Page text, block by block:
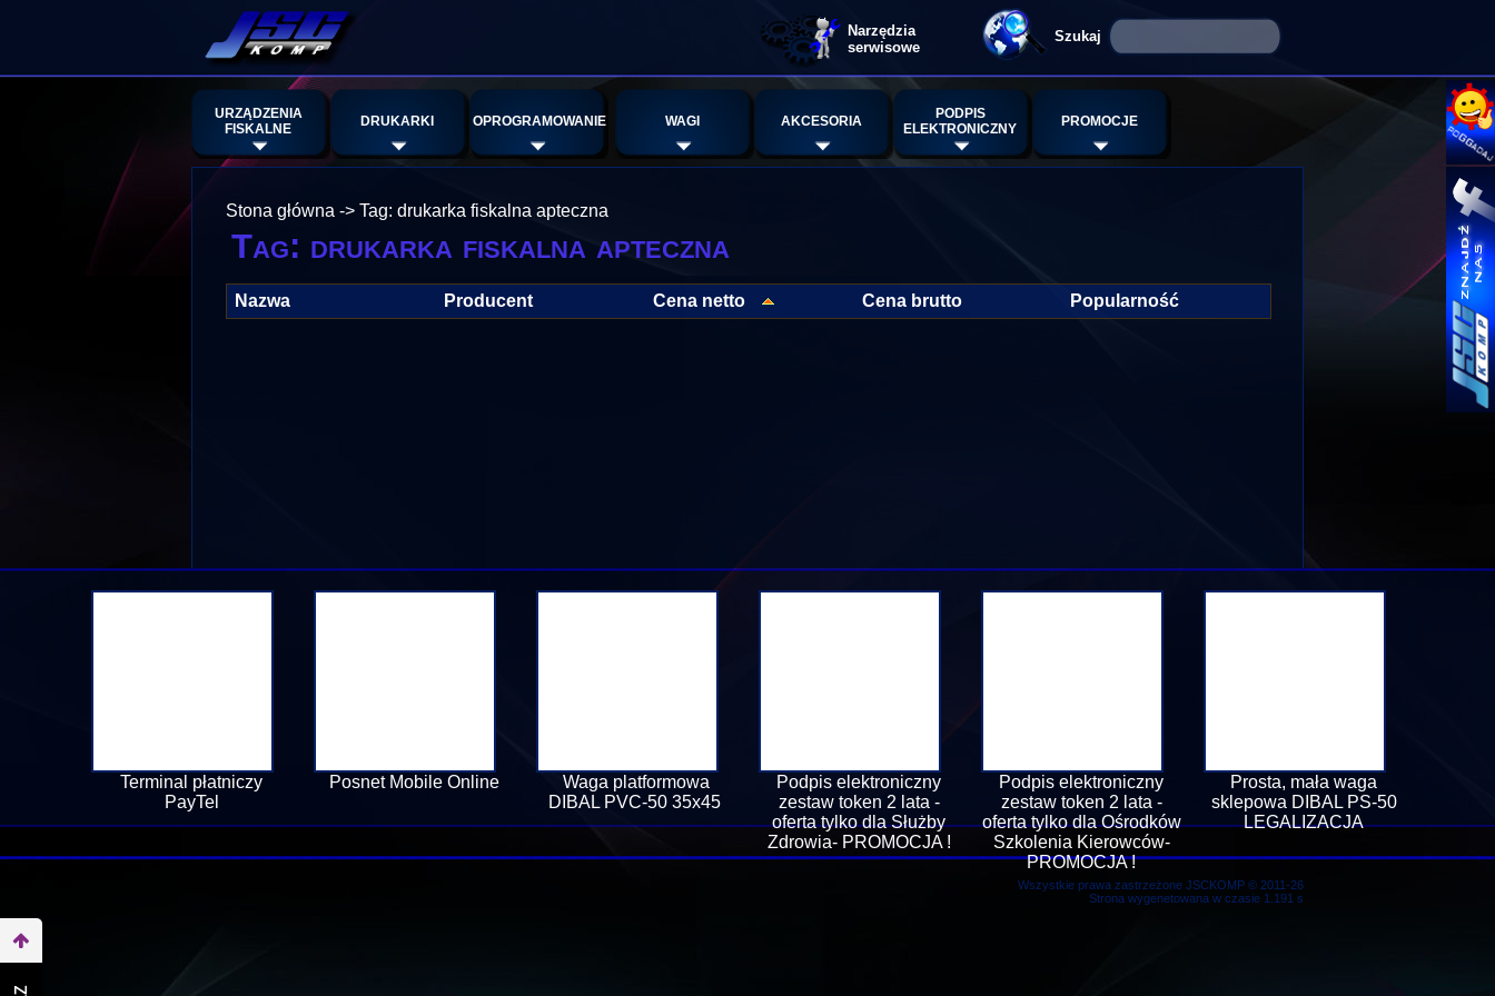
Narzędzia
serwisowe
URZĄDZENIA
FISKALNE
DRUKARKI OPROGRAMOWANIE WAGI AKCESORIA
PODPIS
ELEKTRONICZNY
PROMOCJE
Stona główna -> Tag: drukarka fiskalna apteczna
Tag: drukarka fiskalna apteczna
Nazwa Producent Cena netto Cena brutto Popularność
Terminal płatniczy
PayTel
Posnet Mobile Online
Waga platformowa
DIBAL PVC-50 35x45
Podpis elektroniczny
zestaw token 2 lata -
oferta tylko dla Służby
Zdrowia- PROMOCJA !
Podpis elektroniczny
zestaw token 2 lata -
oferta tylko dla Ośrodków
Szkolenia Kierowców-
PROMOCJA !
Prosta, mała waga
sklepowa DIBAL PS-50
LEGALIZACJA
Wszystkie prawa zastrzeżone JSCKOMP © 2011-26
Strona wygenetowana w czasie 1.191 s